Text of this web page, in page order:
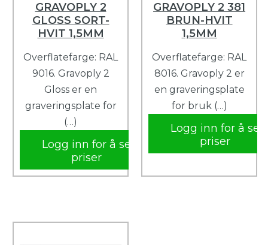
GRAVOPLY 2
GLOSS SORT-
HVIT 1,5MM
Overflatefarge: RAL
9016. Gravoply 2
Gloss er en
graveringsplate for
(…)
Logg inn for å se
priser
GRAVOPLY 2 381
BRUN-HVIT
1,5MM
Overflatefarge: RAL
8016. Gravoply 2 er
en graveringsplate
for bruk (…)
Logg inn for å se
priser